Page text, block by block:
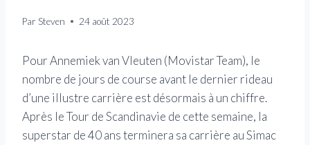
Par Steven 24 août 2023
Pour Annemiek van Vleuten (Movistar Team), le
nombre de jours de course avant le dernier rideau
d’une illustre carrière est désormais à un chiffre.
Après le Tour de Scandinavie de cette semaine, la
superstar de 40 ans terminera sa carrière au Simac